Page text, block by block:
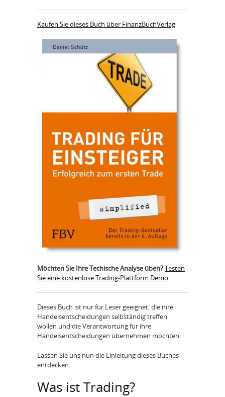
Kaufen Sie dieses Buch über FinanzBuchVerlag
Möchten Sie Ihre Techische Analyse üben?Testen
Sie eine kostenlose Trading-Plattform Demo
Dieses Buch ist nur für Leser geeignet, die ihre
Handelsentscheidungen selbständig treffen
wollen und die Verantwortung für ihre
Handelsentscheidungen übernehmen möchten.
Lassen Sie uns nun die Einleitung dieses Buches
entdecken.
Was ist Trading?